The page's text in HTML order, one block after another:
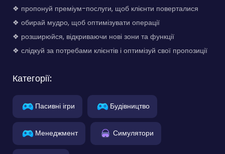
❖ пропонуй преміум-послуги, щоб клієнти поверталися
❖ обирай мудро, щоб оптимізувати операції
❖ розширюйся, відкриваючи нові зони та функції
❖ слідкуй за потребами клієнтів і оптимізуй свої пропозиції
Категорії:
Пасивні ігри Будівництво
Менеджмент Симулятори